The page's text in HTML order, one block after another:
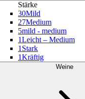
Stärke
30Mild
27Medium
5mild - medium
1Leicht – Medium
1 Stark
1Kräftig
Weine